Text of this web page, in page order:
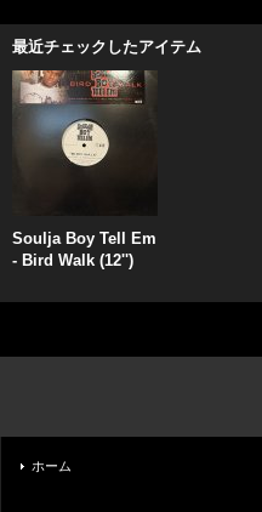
最近チェックしたアイテム
Soulja Boy Tell Em
- Bird Walk (12'')
ホーム